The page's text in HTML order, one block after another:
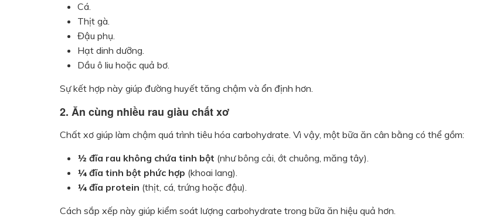
Cá.
Thịt gà.
Đậu phụ.
Hạt dinh dưỡng.
Dầu ô liu hoặc quả bơ.
Sự kết hợp này giúp đường huyết tăng chậm và ổn định hơn.
2. Ăn cùng nhiều rau giàu chất xơ
Chất xơ giúp làm chậm quá trình tiêu hóa carbohydrate. Vì vậy, một bữa ăn cân bằng có thể gồm:
½ đĩa rau không chứa tinh bột (như bông cải, ớt chuông, măng tây).
¼ đĩa tinh bột phức hợp (khoai lang).
¼ đĩa protein (thịt, cá, trứng hoặc đậu).
Cách sắp xếp này giúp kiểm soát lượng carbohydrate trong bữa ăn hiệu quả hơn.